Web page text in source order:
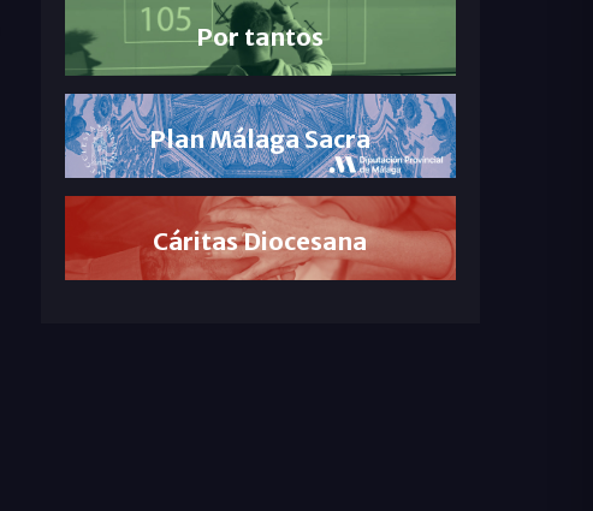
Por tantos
Plan Málaga Sacra
Cáritas Diocesana